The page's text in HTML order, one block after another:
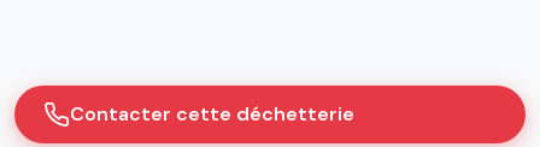
Contacter cette déchetterie